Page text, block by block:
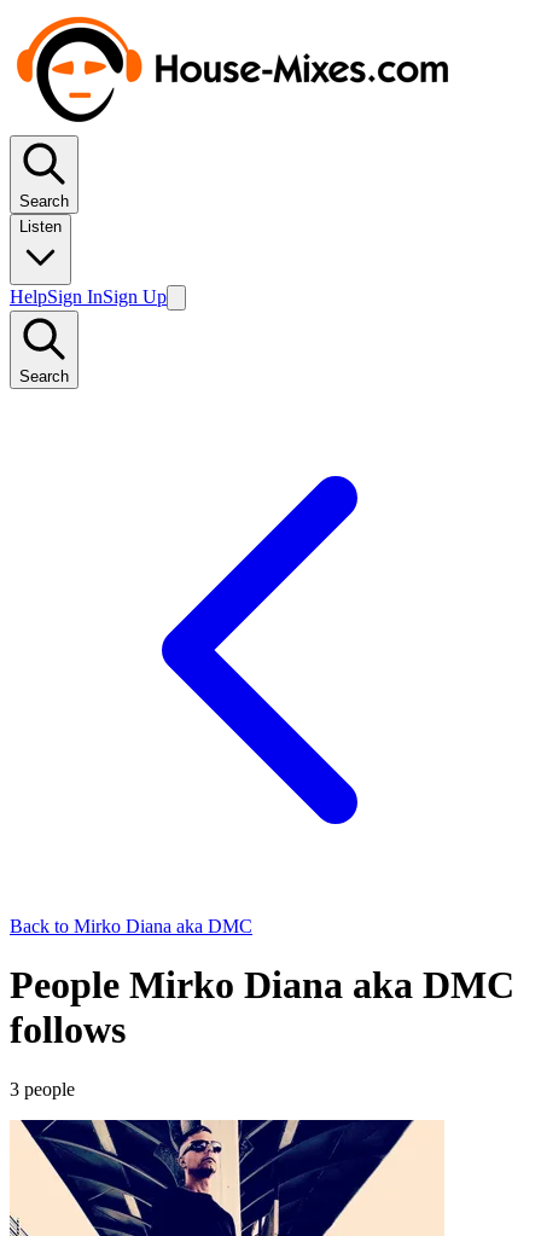
Search
Listen
HelpSign InSign Up
Search
Back to Mirko Diana aka DMC
People Mirko Diana aka DMC
follows
3 people